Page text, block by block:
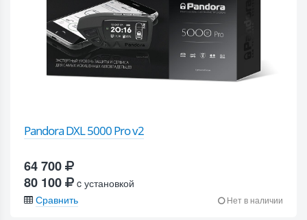
Pandora DXL 5000 Pro v2
64 700
80 100
c установкой
Сравнить
Нет в наличии